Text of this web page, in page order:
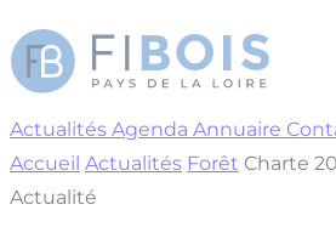
Actualités Agenda Annuaire
Accueil Actualités Forêt Charte
Actualité